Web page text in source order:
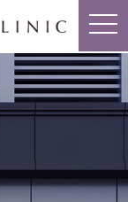
t
o
g
l
e
n
a
a
t
i